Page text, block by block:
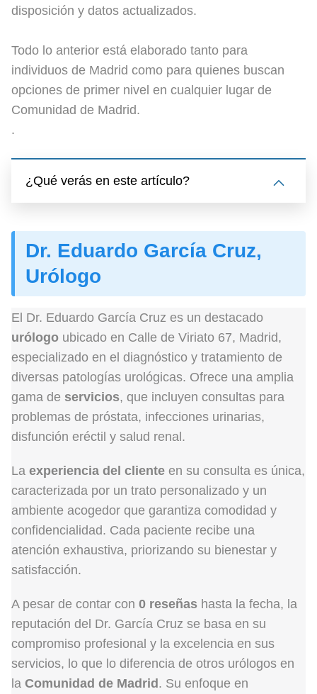
disposición y datos actualizados.
Todo lo anterior está elaborado tanto para
individuos de Madrid como para quienes buscan
opciones de primer nivel en cualquier lugar de
Comunidad de Madrid.
.
¿Qué verás en este artículo?
Dr. Eduardo García Cruz,
Urólogo
El Dr. Eduardo García Cruz es un destacado
urólogo ubicado en Calle de Viriato 67, Madrid,
especializado en el diagnóstico y tratamiento de
diversas patologías urológicas. Ofrece una amplia
gama de servicios, que incluyen consultas para
problemas de próstata, infecciones urinarias,
disfunción eréctil y salud renal.
La experiencia del cliente en su consulta es única,
caracterizada por un trato personalizado y un
ambiente acogedor que garantiza comodidad y
confidencialidad. Cada paciente recibe una
atención exhaustiva, priorizando su bienestar y
satisfacción.
A pesar de contar con 0 reseñas hasta la fecha, la
reputación del Dr. García Cruz se basa en su
compromiso profesional y la excelencia en sus
servicios, lo que lo diferencia de otros urólogos en
la Comunidad de Madrid . Su enfoque en